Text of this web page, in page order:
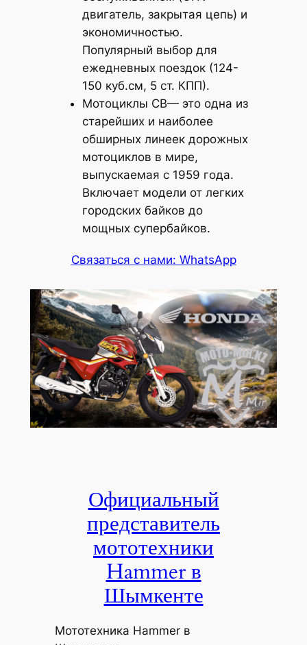
двигатель, закрытая цепь) и
экономичностью.
Популярный выбор для
ежедневных поездок (124-
150 куб.см, 5 ст. КПП).
Мотоциклы CB— это одна из
старейших и наиболее
обширных линеек дорожных
мотоциклов в мире,
выпускаемая с 1959 года.
Включает модели от легких
городских байков до
мощных супербайков.
Связаться с нами: WhatsApp
Официальный
представитель
мототехники
Hammer в
Шымкенте
Мототехника Hammer в